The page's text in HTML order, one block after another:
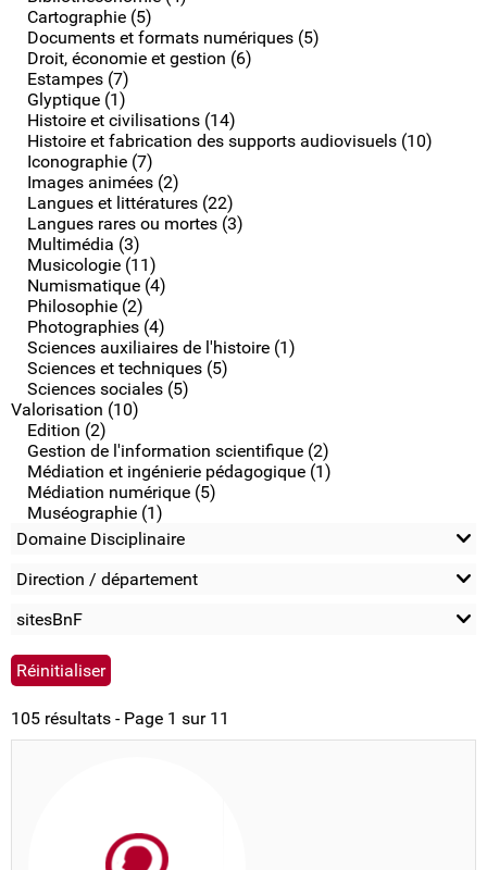
Cartographie (5)
Documents et formats numériques (5)
Droit, économie et gestion (6)
Estampes (7)
Glyptique (1)
Histoire et civilisations (14)
Histoire et fabrication des supports audiovisuels (10)
Iconographie (7)
Images animées (2)
Langues et littératures (22)
Langues rares ou mortes (3)
Multimédia (3)
Musicologie (11)
Numismatique (4)
Philosophie (2)
Photographies (4)
Sciences auxiliaires de l'histoire (1)
Sciences et techniques (5)
Sciences sociales (5)
Valorisation (10)
Edition (2)
Gestion de l'information scientifique (2)
Médiation et ingénierie pédagogique (1)
Médiation numérique (5)
Muséographie (1)
Domaine Disciplinaire
Direction / département
sitesBnF
105 résultats - Page 1 sur 11